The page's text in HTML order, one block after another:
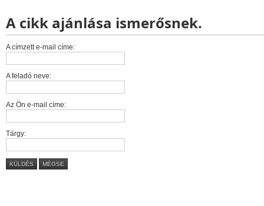
A cikk ajánlása ismerősnek.
A címzett e-mail címe:
A feladó neve:
Az Ön e-mail címe:
Tárgy:
KÜLDÉS MÉGSE